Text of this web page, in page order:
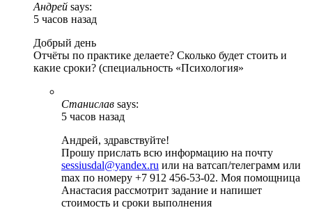
Андрей says:
5 часов назад
Добрый день
Отчёты по практике делаете? Сколько будет стоить и
какие сроки? (специальность «Психология»
Станислав says:
5 часов назад
Андрей, здравствуйте!
Прошу прислать всю информацию на почту
sessiusdal@yandex.ru или на ватсап/телеграмм или
max по номеру +7 912 456-53-02. Моя помощница
Анастасия рассмотрит задание и напишет
стоимость и сроки выполнения